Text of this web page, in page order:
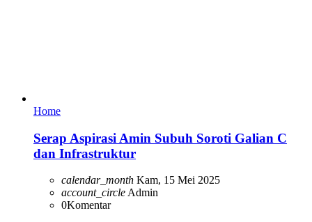
Home
Serap Aspirasi Amin Subuh Soroti Galian C
dan Infrastruktur
calendar_month Kam, 15 Mei 2025
account_circleAdmin
0Komentar